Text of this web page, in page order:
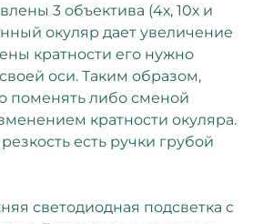
3 объектива (4х, 10х и
окуляр дает увеличение
кратности его нужно
оси. Таким образом,
поменять либо сменой
кратности окуляра.
есть ручки грубой
светодиодная подсветка с